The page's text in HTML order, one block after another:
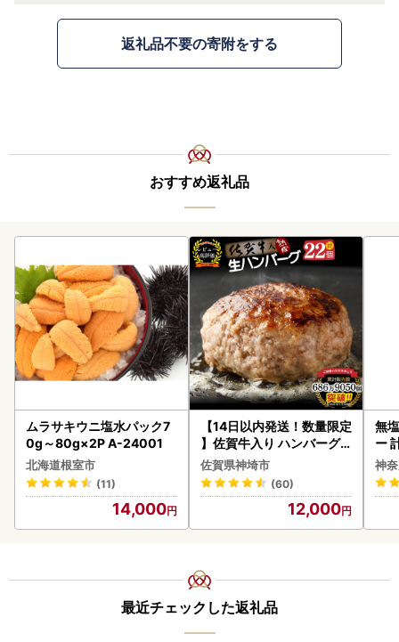
返礼品不要の寄附をする
おすすめ返礼品
ムラサキウニ塩水パック7
0g～80g×2P A-24001
北海道根室市
(11)
14,000
【14日以内発送！数量限定
】佐賀牛入り ハンバーグ 2
2個 2.6kg(120g×22個)(H
083106)
佐賀県神埼市
(60)
12,000
無
ー
】
神
最近チェックした返礼品